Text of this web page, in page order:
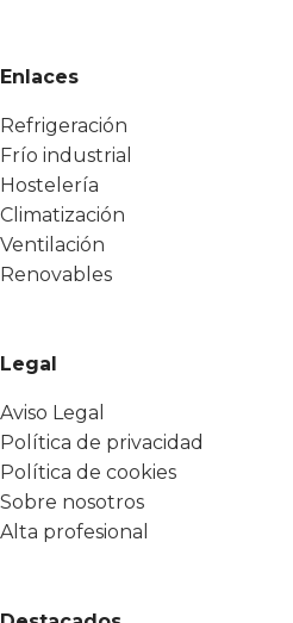
Enlaces
Refrigeración
Frío industrial
Hostelería
Climatización
Ventilación
Renovables
Legal
Aviso Legal
Política de privacidad
Política de cookies
Sobre nosotros
Alta profesional